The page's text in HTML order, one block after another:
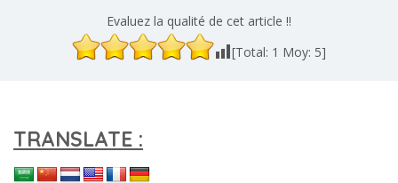
Evaluez la qualité de cet article !!
[Total: 1 Moy: 5]
TRANSLATE :